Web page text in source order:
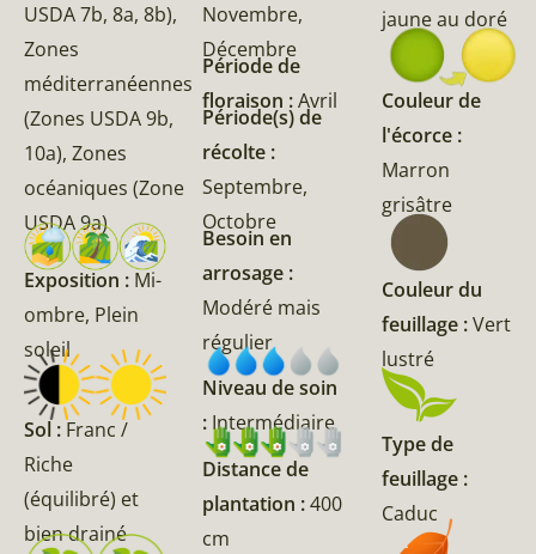
USDA 7b, 8a, 8b),
Zones
méditerranéennes
(Zones USDA 9b,
10a), Zones
océaniques (Zone
USDA 9a)
Exposition : Mi-
ombre, Plein
soleil
Sol : Franc /
Riche
(équilibré) et
bien drainé
Novembre,
Décembre
Période de
floraison :Avril
Période(s) de
récolte :
Septembre,
Octobre
Besoin en
arrosage :
Modéré mais
régulier
Niveau de soin
: Intermédiaire
Distance de
plantation :400
cm
jaune au doré
Couleur de
l'écorce :
Marron
grisâtre
Couleur du
feuillage :Vert
lustré
Type de
feuillage :
Caduc